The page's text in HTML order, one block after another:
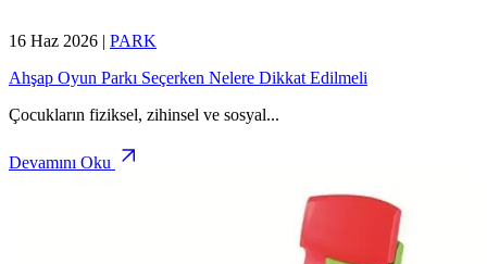
16 Haz 2026 | PARK
Ahşap Oyun Parkı Seçerken Nelere Dikkat Edilmeli
Çocukların fiziksel, zihinsel ve sosyal...
Devamını Oku